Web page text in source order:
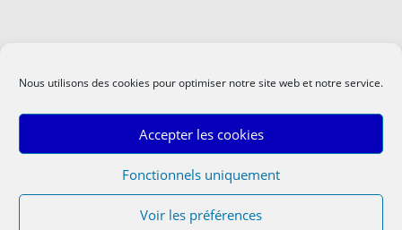
Nous utilisons des cookies pour optimiser notre site web et notre service.
Accepter les cookies
Fonctionnels uniquement
Voir les préférences